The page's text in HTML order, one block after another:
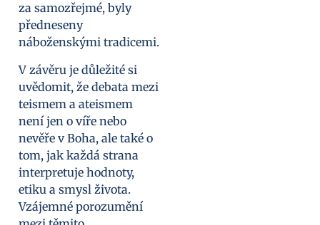
za samozřejmé, byly
předneseny
náboženskými tradicemi.
V závěru je důležité si
uvědomit, že debata mezi
teismem a ateismem
není jen o víře nebo
nevěře v Boha, ale také o
tom, jak každá strana
interpretuje hodnoty,
etiku a smysl života.
Vzájemné porozumění